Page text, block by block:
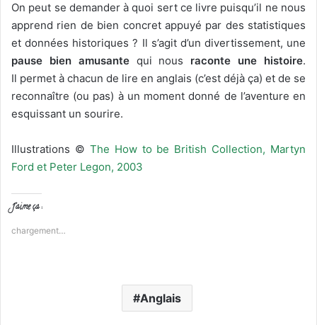
On peut se demander à quoi sert ce livre puisqu’il ne nous
apprend rien de bien concret appuyé par des statistiques
et données historiques ? Il s’agit d’un divertissement, une
pause bien amusantequi nous raconte une histoire.
Il permet à chacun de lire en anglais (c’est déjà ça) et de se
reconnaître (ou pas) à un moment donné de l’aventure en
esquissant un sourire.
Illustrations © The How to be British Collection, Martyn
Ford et Peter Legon, 2003
J’aime ça :
chargement…
Anglais